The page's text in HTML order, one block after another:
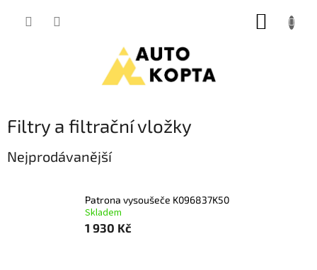
Filtry a filtrační vložky
Nejprodávanější
Patrona vysoušeče K096837K50
Skladem
1 930 Kč